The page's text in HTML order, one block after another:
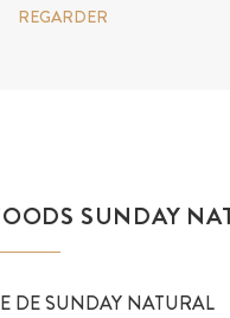
REGARDER
SUNDAY
DE SUNDAY NATURAL